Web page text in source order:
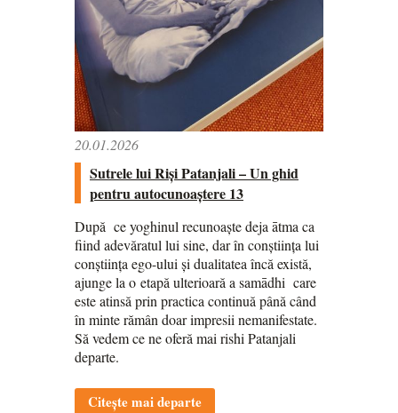
20.01.2026
Sutrele lui Riși Patanjali – Un ghid
pentru autocunoaștere 13
După ce yoghinul recunoaște deja ātma ca
fiind adevăratul lui sine, dar în conștiința lui
conștiința ego-ului și dualitatea încă există,
ajunge la o etapă ulterioară a samādhi care
este atinsă prin practica continuă până când
în minte rămân doar impresii nemanifestate.
Să vedem ce ne oferă mai rishi Patanjali
departe.
Citește mai departe